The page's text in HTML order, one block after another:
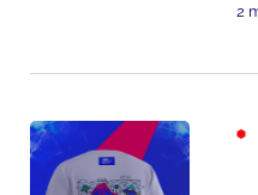
2